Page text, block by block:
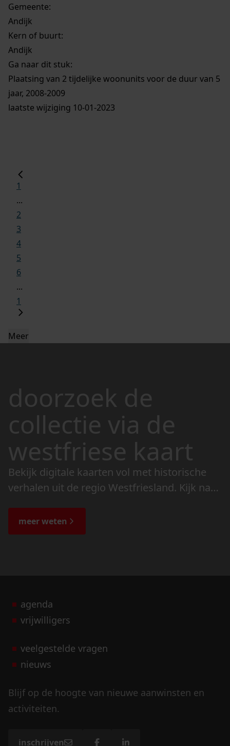
Gemeente:
Andijk
Kern of buurt:
Andijk
Ga naar dit stuk:
Plaatsing van 2 tijdelijke woonunits voor de duur van 5
jaar, 2008-2009
laatste wijziging 10-01-2023
1
...
2
3
4
5
6
...
1
Meer
doorzoek de
collectie via de
westfriese kaart
Bekijk digitale kaarten vol met historische
verhalen uit de regio Westfriesland. Kijk naar
de bijzondere verhalen.
meer weten
agenda
vrijwilligers
veelgestelde vragen
nieuws
Blijf op de hoogte van nieuwe aanwinsten en
activiteiten.
inschrijven